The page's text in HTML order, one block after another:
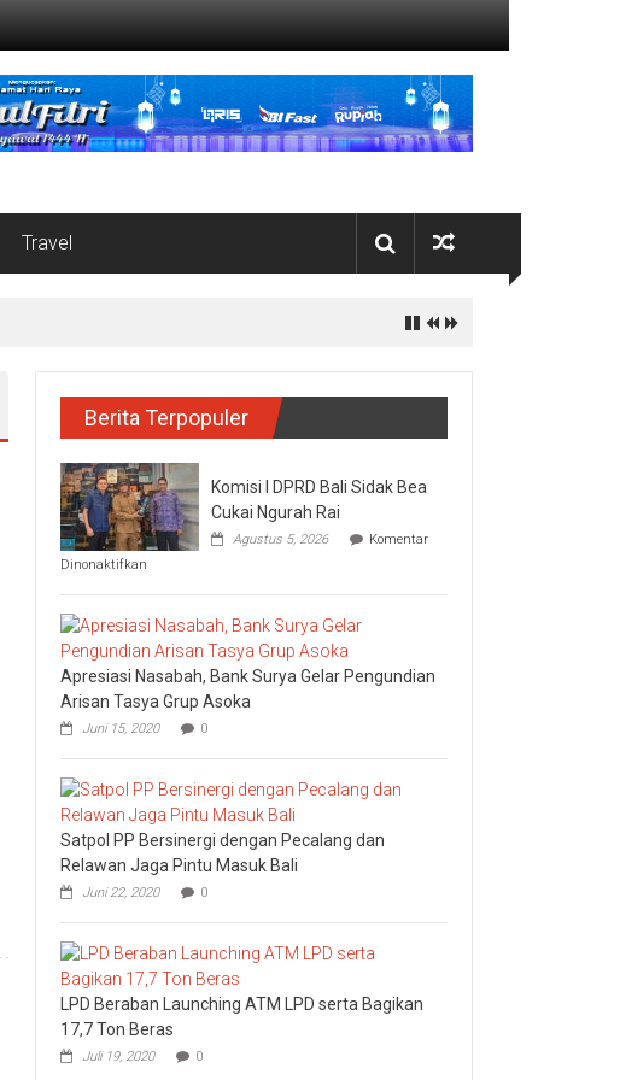
Travel
Berita Terpopuler
Komisi I DPRD Bali Sidak Bea
Cukai Ngurah Rai
Agustus 5, 2026
Komentar
Dinonaktifkan
I
DPRD
Bali
Sidak
Bea
Cukai
Ngurah
Rai
Apresiasi Nasabah, Bank Surya Gelar Pengundian
Arisan Tasya Grup Asoka
Juni 15, 2020 0
Satpol PP Bersinergi dengan Pecalang dan
Relawan Jaga Pintu Masuk Bali
Juni 22, 2020 0
LPD Beraban Launching ATM LPD serta Bagikan
17,7 Ton Beras
Juli 19, 2020 0